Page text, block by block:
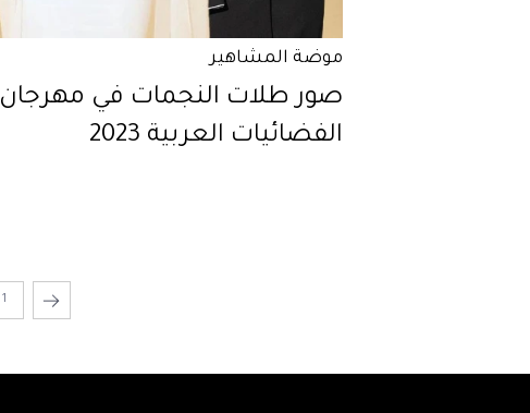
موضة المشاهير
صور طلات النجمات في مهرجان
الفضائيات العربية 2023
1